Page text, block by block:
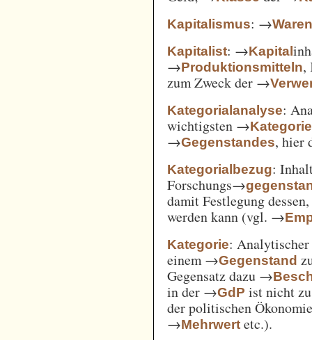
Kapitalismus: →
Kapitalist: →Kapital
→Produktionsmitteln,
zum Zweck der →
Kategorialanalyse:
wichtigsten →
→Gegenstandes, hier
Kategorialbezug:
Forschungs→
damit Festlegung
werden kann (vgl. →
Kategorie:
einem →Gegenstand
Gegensatz dazu →
in der →GdP ist nicht
der politischen
→Mehrwert etc.).